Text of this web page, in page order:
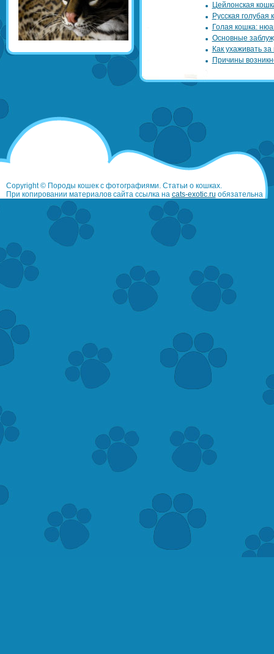
Цейлонская
Русская голубая
Голая кошка:
Основные
Как ухаживать
Причины
Copyright © Породы кошек с фотографиями. Статьи о кошках.
При копировании материалов сайта ссылка на cats-exotic.ru обязательна